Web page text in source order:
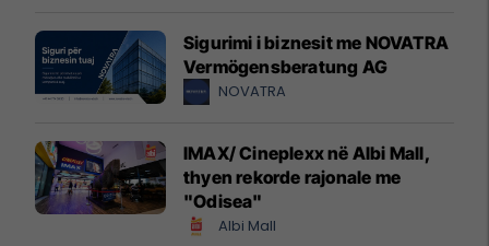
Sigurimi i biznesit me NOVATRA
Vermögensberatung AG
NOVATRA
IMAX/ Cineplexx në Albi Mall,
thyen rekorde rajonale me
"Odisea"
Albi Mall